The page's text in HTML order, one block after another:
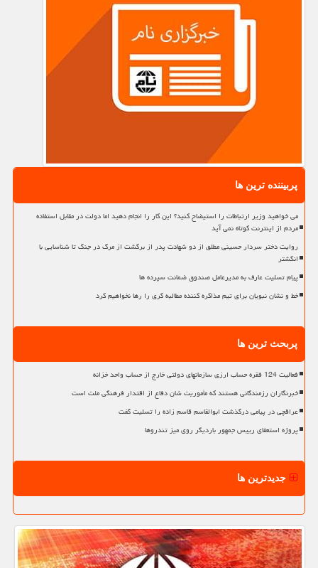
پربیننده ترین ها
می خواهید وزیر ارتباطات را استیضاح کنید؟ این کار را انجام دهید اما دولت در مقابل استفاده
مردم از اینترنت کوتاه نمی آید
روایت دختر سردار حسینی مطلق از دو شهادت پدر از برگشت از مرگ در جنگ تا شناسایی با
انگشتر
پیام تسلیت عارف به مدیرعامل صندوق ضمانت سپرده ها
خط و نشان نبویان برای تیم مذاکره کننده مطالبه گری را رها نخواهیم کرد
پربحث ترین ها
فعالیت 124 فقره حساب ارزی سازمانهای دولتی خارج از حساب واحد خزانه
خبرنگاران رزمندگانی هستند که مأموریت شان دفاع از اقتدار فرهنگی ملت است
عراقچی در پیامی درگذشت ابوالقاسم قاسم زاده را تسلیت گفت
پروژه استعفای رییس جمهور باردیگر روی میز تندروها
جدیدترین ها